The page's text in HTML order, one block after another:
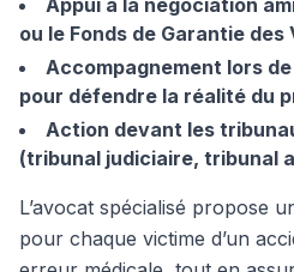
Appui à la négociation
ou le Fonds de Garantie des
Accompagnement lors
pour défendre la réalité du
Action devant les
(tribunal judiciaire, tribunal
L’avocat spécialisé propose
pour chaque victime d’un